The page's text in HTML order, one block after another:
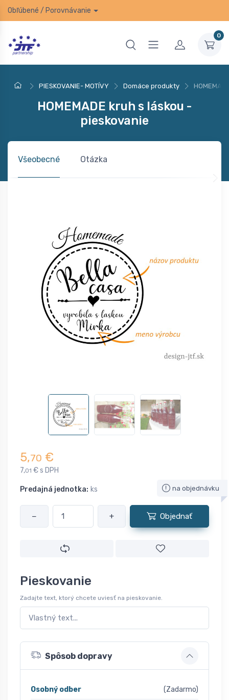
Obľúbené / Porovnávanie
0
PIESKOVANIE- MOTÍVY Domáce produkty
HOMEMADE kruh s láskou -
pieskovanie
Všeobecné Otázka
5,70 €
7,01 € s DPH
Predajná jednotka: ks na objednávku
− + Objednať
Pieskovanie
Zadajte text, ktorý chcete uviesť na pieskovanie.
Spôsob dopravy
Osobný odber (Zadarmo)